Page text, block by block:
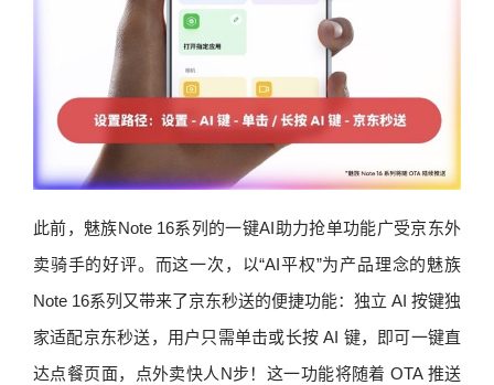
此前，魅族Note 16系列的一键AI助力抢单功能广受京东外
卖骑手的好评。而这一次，以“AI平权”为产品理念的魅族
Note 16系列又带来了京东秒送的便捷功能：独立 AI 按键独
家适配京东秒送，用户只需单击或长按 AI 键，即可一键直
达点餐页面，点外卖快人N步！这一功能将随着 OTA 推送